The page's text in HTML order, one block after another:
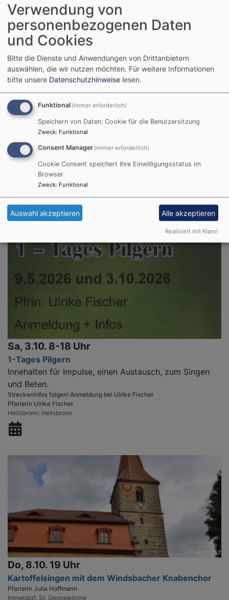
Petersaurach Kirche Wicklesgreuth
So, 27.9. 18 Uhr
Gottesdienst einmal anders
Dekan Schlicker + Team
Sa, 3.10. 8-18 Uhr
1-Tages Pilgern
Innehalten für Impulse, einen Austausch, zum Singen
und Beten.
Streckeninfos folgen! Anmeldung bei Ulrike Fischer
Pfarrerin Ulrike Fischer
Heilsbronn Heilsbronn
Do, 8.10. 19 Uhr
Kartoffelsingen mit dem Windsbacher Knabenchor
Pfarrerin Julia Hoffmann
Immeldorf St. Georgskirche
Verwendung von
personenbezogenen Daten
und Cookies
Bitte die Dienste und Anwendungen von Drittanbietern
auswählen, die wir nutzen möchten. Für weitere Informationen
bitte unsere Datenschutzhinweise lesen.
Funktional (immer erforderlich)
Speichern von Daten: Cookie für die Benutzersitzung
Zweck: Funktional
Consent Manager (immer erforderlich)
Cookie Consent speichert Ihre Einwilligungsstatus im
Browser
Zweck: Funktional
Auswahl akzeptieren Alle akzeptieren
Realisiert mit Klaro!